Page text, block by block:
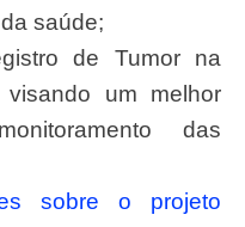
saúde;
de Tumor na
visando um melhor
das